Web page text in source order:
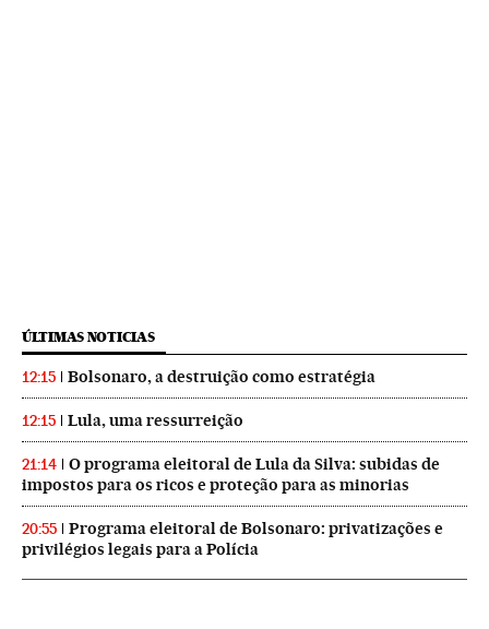
ÚLTIMAS NOTICIAS
12:15 Bolsonaro, a destruição como estratégia
12:15 Lula, uma ressurreição
21:14
O programa eleitoral de Lula da Silva: subidas de
impostos para os ricos e proteção para as minorias
20:55
Programa eleitoral de Bolsonaro: privatizações e
privilégios legais para a Polícia